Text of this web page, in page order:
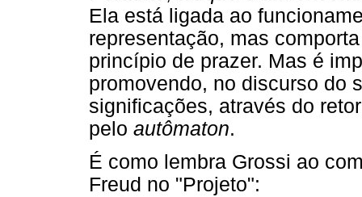
Ela está ligada ao
representação, mas
princípio de prazer. Mas é
promovendo, no discurso do
significações, através do
pelo autômaton.
É como lembra Grossi ao
Freud no "Projeto":